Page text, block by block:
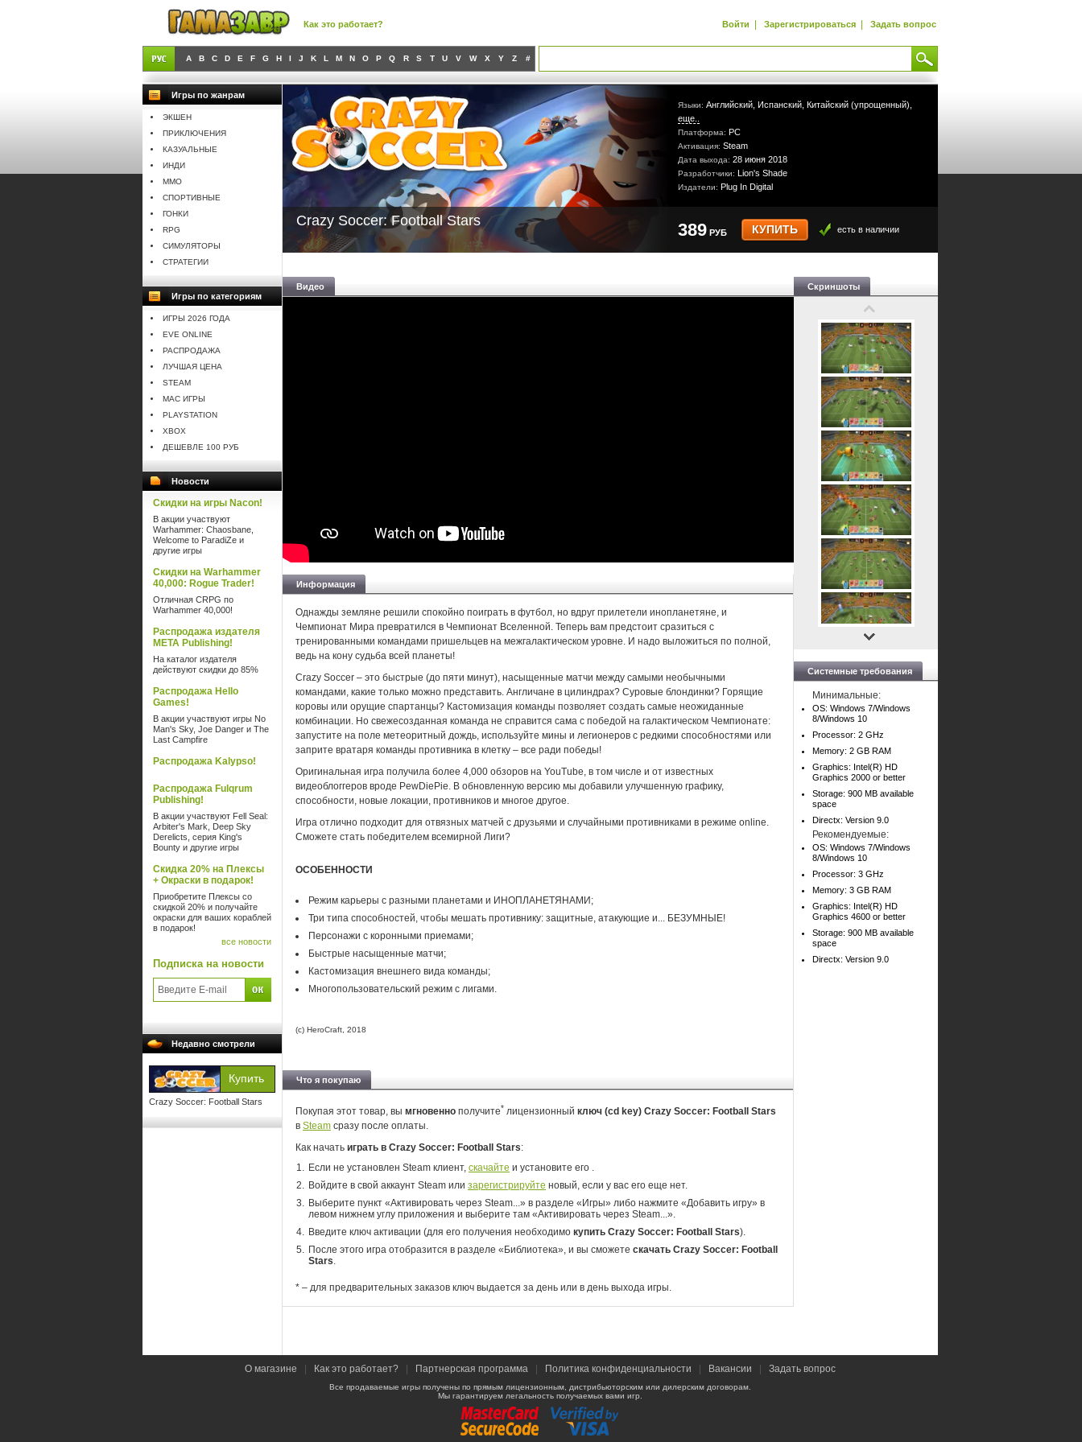
Как это работает? Войти | Зарегистрироваться | Задать вопрос
A B C D E F G H I J K L M N O P Q R S T U V W X Y Z #
Игры по жанрам
ЭКШЕН
ПРИКЛЮЧЕНИЯ
КАЗУАЛЬНЫЕ
ИНДИ
MMO
СПОРТИВНЫЕ
ГОНКИ
RPG
СИМУЛЯТОРЫ
СТРАТЕГИИ
Игры по категориям
ИГРЫ 2026 ГОДА
EVE ONLINE
РАСПРОДАЖА
ЛУЧШАЯ ЦЕНА
STEAM
MAC ИГРЫ
PLAYSTATION
XBOX
ДЕШЕВЛЕ 100 РУБ
Новости
Скидки на игры Nacon!
В акции участвуют
Warhammer: Chaosbane,
Welcome to ParadiZe и
другие игры
Скидки на Warhammer
40,000: Rogue Trader!
Отличная CRPG по
Warhammer 40,000!
Распродажа издателя
META Publishing!
На каталог издателя
действуют скидки до 85%
Распродажа Hello
Games!
В акции участвуют игры No
Man's Sky, Joe Danger и The
Last Campfire
Распродажа Kalypso!
Распродажа Fulqrum
Publishing!
В акции участвуют Fell Seal:
Arbiter's Mark, Deep Sky
Derelicts, серия King's
Bounty и другие игры
Скидка 20% на Плексы
+ Окраски в подарок!
Приобретите Плексы со
скидкой 20% и получайте
окраски для ваших кораблей
в подарок!
все новости
Подписка на новости
Недавно смотрели
Crazy Soccer: Football Stars
Языки: Английский, Испанский, Китайский (упрощенный),
еще..
Платформа: PC
Активация: Steam
Дата выхода: 28 июня 2018
Разработчики: Lion's Shade
Издатели: Plug In Digital
Crazy Soccer: Football Stars 389 РУБ КУПИТЬ есть в наличии
Видео
Информация
Однажды земляне решили спокойно поиграть в футбол, но вдруг прилетели инопланетяне, и
Чемпионат Мира превратился в Чемпионат Вселенной. Теперь вам предстоит сразиться с
тренированными командами пришельцев на межгалактическом уровне. И надо выложиться по полной,
ведь на кону судьба всей планеты!
Crazy Soccer – это быстрые (до пяти минут), насыщенные матчи между самыми необычными
командами, какие только можно представить. Англичане в цилиндрах? Суровые блондинки? Горящие
коровы или орущие спартанцы? Кастомизация команды позволяет создать самые неожиданные
комбинации. Но свежесозданная команда не справится сама с победой на галактическом Чемпионате:
запустите на поле метеоритный дождь, используйте мины и легионеров с редкими способностями или
заприте вратаря команды противника в клетку – все ради победы!
Оригинальная игра получила более 4,000 обзоров на YouTube, в том числе и от известных
видеоблоггеров вроде PewDiePie. В обновленную версию мы добавили улучшенную графику,
способности, новые локации, противников и многое другое.
Игра отлично подходит для отвязных матчей с друзьями и случайными противниками в режиме online.
Сможете стать победителем всемирной Лиги?
ОСОБЕННОСТИ
Режим карьеры с разными планетами и ИНОПЛАНЕТЯНАМИ;
Три типа способностей, чтобы мешать противнику: защитные, атакующие и... БЕЗУМНЫЕ!
Персонажи с коронными приемами;
Быстрые насыщенные матчи;
Кастомизация внешнего вида команды;
Многопользовательский режим с лигами.
(c) HeroCraft, 2018
Что я покупаю
Покупая этот товар, вы мгновенно получите* лицензионный ключ (cd key) Crazy Soccer: Football Stars
в Steam сразу после оплаты.
Как начать играть в Crazy Soccer: Football Stars:
Если не установлен Steam клиент, скачайте и установите его .
Войдите в свой аккаунт Steam или зарегистрируйте новый, если у вас его еще нет.
Выберите пункт «Активировать через Steam...» в разделе «Игры» либо нажмите «Добавить игру» в
левом нижнем углу приложения и выберите там «Активировать через Steam...».
Введите ключ активации (для его получения необходимо купить Crazy Soccer: Football Stars).
После этого игра отобразится в разделе «Библиотека», и вы сможете скачать Crazy Soccer: Football
Stars.
* – для предварительных заказов ключ выдается за день или в день выхода игры.
Скриншоты
Системные требования
Минимальные:
OS: Windows 7/Windows
8/Windows 10
Processor: 2 GHz
Memory: 2 GB RAM
Graphics: Intel(R) HD
Graphics 2000 or better
Storage: 900 MB available
space
Directx: Version 9.0
Рекомендуемые:
OS: Windows 7/Windows
8/Windows 10
Processor: 3 GHz
Memory: 3 GB RAM
Graphics: Intel(R) HD
Graphics 4600 or better
Storage: 900 MB available
space
Directx: Version 9.0
О магазине Как это работает? Партнерская программа Политика конфиденциальности Вакансии Задать вопрос
Все продаваемые игры получены по прямым лицензионным, дистрибьюторским или дилерским договорам.
Мы гарантируем легальность получаемых вами игр.